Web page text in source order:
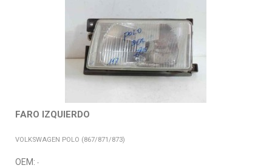
FARO IZQUIERDO
VOLKSWAGEN POLO (867/871/873)
OEM: -